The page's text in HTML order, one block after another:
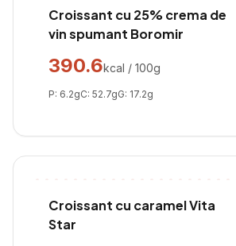
Croissant cu 25% crema de
vin spumant Boromir
390.6kcal / 100g
P: 6.2gC: 52.7gG: 17.2g
Croissant cu caramel Vita
Star